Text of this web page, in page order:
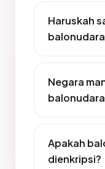
Haruskah
Negara
Apakah
dienkripsi?